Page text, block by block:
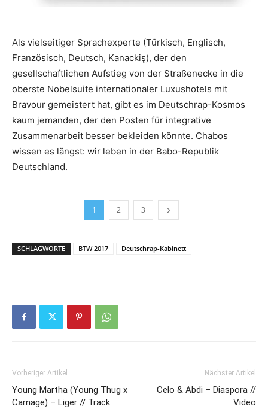
Als vielseitiger Sprachexperte (Türkisch, Englisch,
Französisch, Deutsch, Kanackiş), der den
gesellschaftlichen Aufstieg von der Straßenecke in die
oberste Nobelsuite internationaler Luxushotels mit
Bravour gemeistert hat, gibt es im Deutschrap-Kosmos
kaum jemanden, der den Posten für integrative
Zusammenarbeit besser bekleiden könnte. Chabos
wissen es längst: wir leben in der Babo-Republik
Deutschland.
1 2 3
SCHLAGWORTE BTW 2017 Deutschrap-Kabinett
Vorheriger Artikel
Young Martha (Young Thug x
Carnage) – Liger // Track
Nächster Artikel
Celo & Abdi – Diaspora //
Video